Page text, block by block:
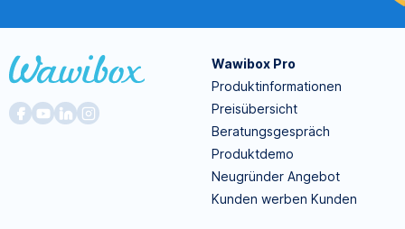
Wawibox Pro
Produktinformationen
Preisübersicht
Beratungsgespräch
Produktdemo
Neugründer Angebot
Kunden werben Kunden